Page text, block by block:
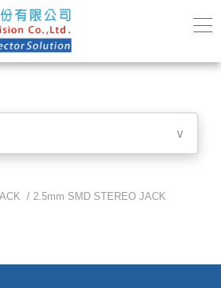
∨
/2.5mm SMD STEREO JACK